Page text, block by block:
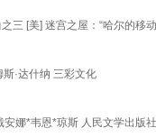
三 [美] 迷宫之屋：“哈尔的移
斯·达什纳 三彩文化
安娜*韦恩*琼斯 人民文学出版